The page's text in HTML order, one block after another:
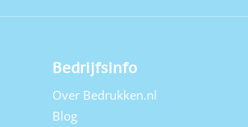
Bedrijfsinfo
Over Bedrukken.nl
Blog